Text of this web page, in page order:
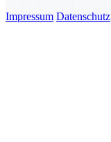
Impressum Datenschutz